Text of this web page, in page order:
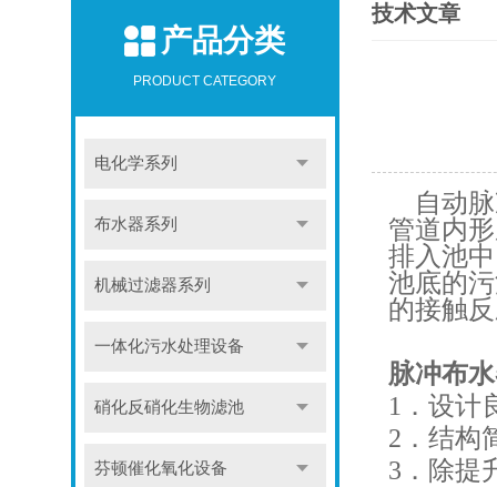
产品分类
PRODUCT CATEGORY
电化学系列
布水器系列
机械过滤器系列
一体化污水处理设备
硝化反硝化生物滤池
芬顿催化氧化设备
技术文章
自动脉
管道内
排入池
池底的
的接触
脉冲布
1．设计
2．结构
3．除提